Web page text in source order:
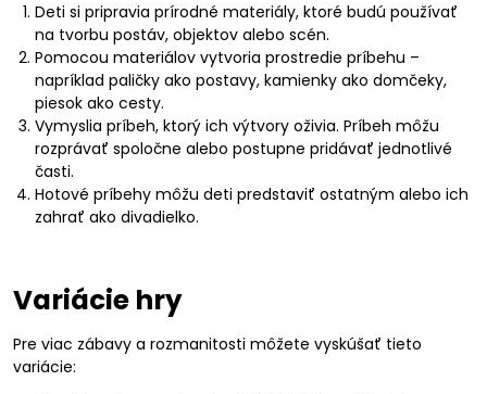
Deti si pripravia prírodné materiály, ktoré budú používať
na tvorbu postáv, objektov alebo scén.
Pomocou materiálov vytvoria prostredie príbehu –
napríklad paličky ako postavy, kamienky ako domčeky,
piesok ako cesty.
Vymyslia príbeh, ktorý ich výtvory oživia. Príbeh môžu
rozprávať spoločne alebo postupne pridávať jednotlivé
časti.
Hotové príbehy môžu deti predstaviť ostatným alebo ich
zahrať ako divadielko.
Variácie hry
Pre viac zábavy a rozmanitosti môžete vyskúšať tieto
variácie: